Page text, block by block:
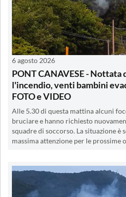
6 agosto 2026
PONT CANAVESE - Nottata
l'incendio, venti bambini
FOTO e VIDEO
Alle 5.30 di questa mattina alcuni
bruciare e hanno richiesto
squadre di soccorso. La situazione è
massima attenzione per le prossime